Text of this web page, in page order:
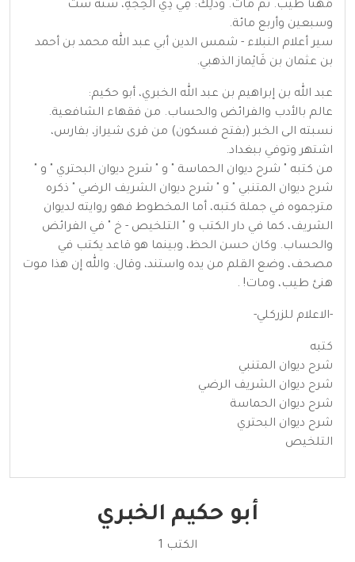
مُهَنَّأ طيب. ثُمَّ مَاتَ. وَذَلِكَ: فِي ذِي الحِجَّةِ، سَنَةَ ست
وسبعين وأربع مائة.
سير أعلام النبلاء - شمس الدين أبي عبد الله محمد بن أحمد
بن عثمان بن قَايْماز الذهبي.
عبد الله بن إبراهيم بن عبد الله الخبري، أبو حكيم:
عالم بالأدب والفرائض والحساب. من فقهاء الشافعية.
نسبته الى الخبر (بفتح فسكون) من قرى شيراز، بفارس،
اشتهر وتوفي ببغداد.
من كتبه " شرح ديوان الحماسة " و " شرح ديوان البحتري " و "
شرح ديوان المتنبي " و " شرح ديوان الشريف الرضي " ذكره
مترجموه في جملة كتبه، أما المخطوط فهو روايته لديوان
الشريف، كما في دار الكتب و " التلخيص - خ " في الفرائض
والحساب. وكان حسن الحظ، وبينما هو قاعد يكتب في
مصحف، وضع القلم من يده واستند، وقال: والله إن هذا موت
هنئ طيب، ومات! .
-الاعلام للزركلي-
كتبه
شرح ديوان المتنبي
شرح ديوان الشريف الرضي
شرح ديوان الحماسة
شرح ديوان البحتري
التلخيص
أبو حكيم الخبري
الكتب 1